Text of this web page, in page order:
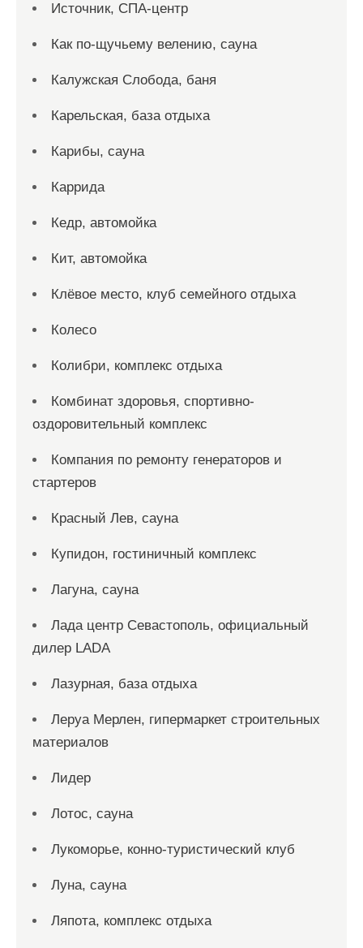
Источник, СПА-центр
Как по-щучьему велению, сауна
Калужская Слобода, баня
Карельская, база отдыха
Карибы, сауна
Каррида
Кедр, автомойка
Кит, автомойка
Клёвое место, клуб семейного отдыха
Колесо
Колибри, комплекс отдыха
Комбинат здоровья, спортивно-
оздоровительный комплекс
Компания по ремонту генераторов и
стартеров
Красный Лев, сауна
Купидон, гостиничный комплекс
Лагуна, сауна
Лада центр Севастополь, официальный
дилер LADA
Лазурная, база отдыха
Леруа Мерлен, гипермаркет строительных
материалов
Лидер
Лотос, сауна
Лукоморье, конно-туристический клуб
Луна, сауна
Ляпота, комплекс отдыха